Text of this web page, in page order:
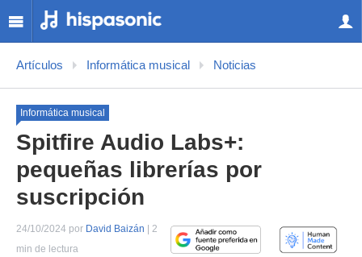
Artículos Informática musical Noticias
Informática musical
Spitfire Audio Labs+:
pequeñas librerías por
suscripción
24/10/2024 por David Baizán | 2
min de lectura